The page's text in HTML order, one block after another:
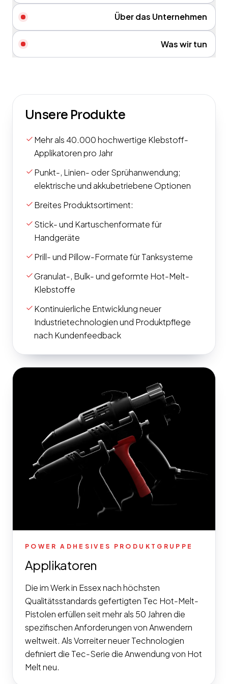
Über das Unternehmen
Was wir tun
Unsere Produkte
checkMehr als 40.000 hochwertige Klebstoff-
Applikatoren pro Jahr
checkPunkt-, Linien- oder Sprühanwendung;
elektrische und akkubetriebene Optionen
checkBreites Produktsortiment:
checkStick- und Kartuschenformate für
Handgeräte
checkPrill- und Pillow-Formate für Tanksysteme
checkGranulat-, Bulk- und geformte Hot-Melt-
Klebstoffe
checkKontinuierliche Entwicklung neuer
Industrietechnologien und Produktpflege
nach Kundenfeedback
POWER ADHESIVES PRODUKTGRUPPE
Applikatoren
Die im Werk in Essex nach höchsten
Qualitätsstandards gefertigten Tec Hot-Melt-
Pistolen erfüllen seit mehr als 50 Jahren die
spezifischen Anforderungen von Anwendern
weltweit. Als Vorreiter neuer Technologien
definiert die Tec-Serie die Anwendung von Hot
Melt neu.